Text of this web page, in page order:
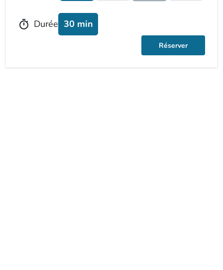
timer Durée 30 min
Réserver